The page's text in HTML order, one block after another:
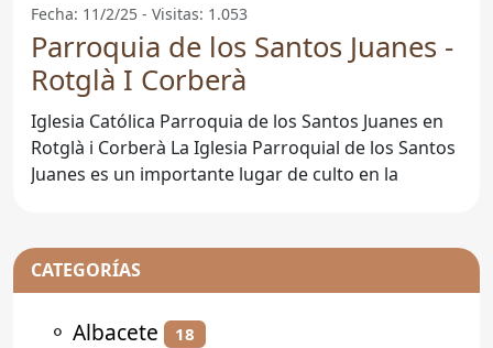
Fecha: 11/2/25 - Visitas: 1.053
Parroquia de los Santos Juanes -
Rotglà I Corberà
Iglesia Católica Parroquia de los Santos Juanes en
Rotglà i Corberà La Iglesia Parroquial de los Santos
Juanes es un importante lugar de culto en la
CATEGORÍAS
⚬ Albacete 18